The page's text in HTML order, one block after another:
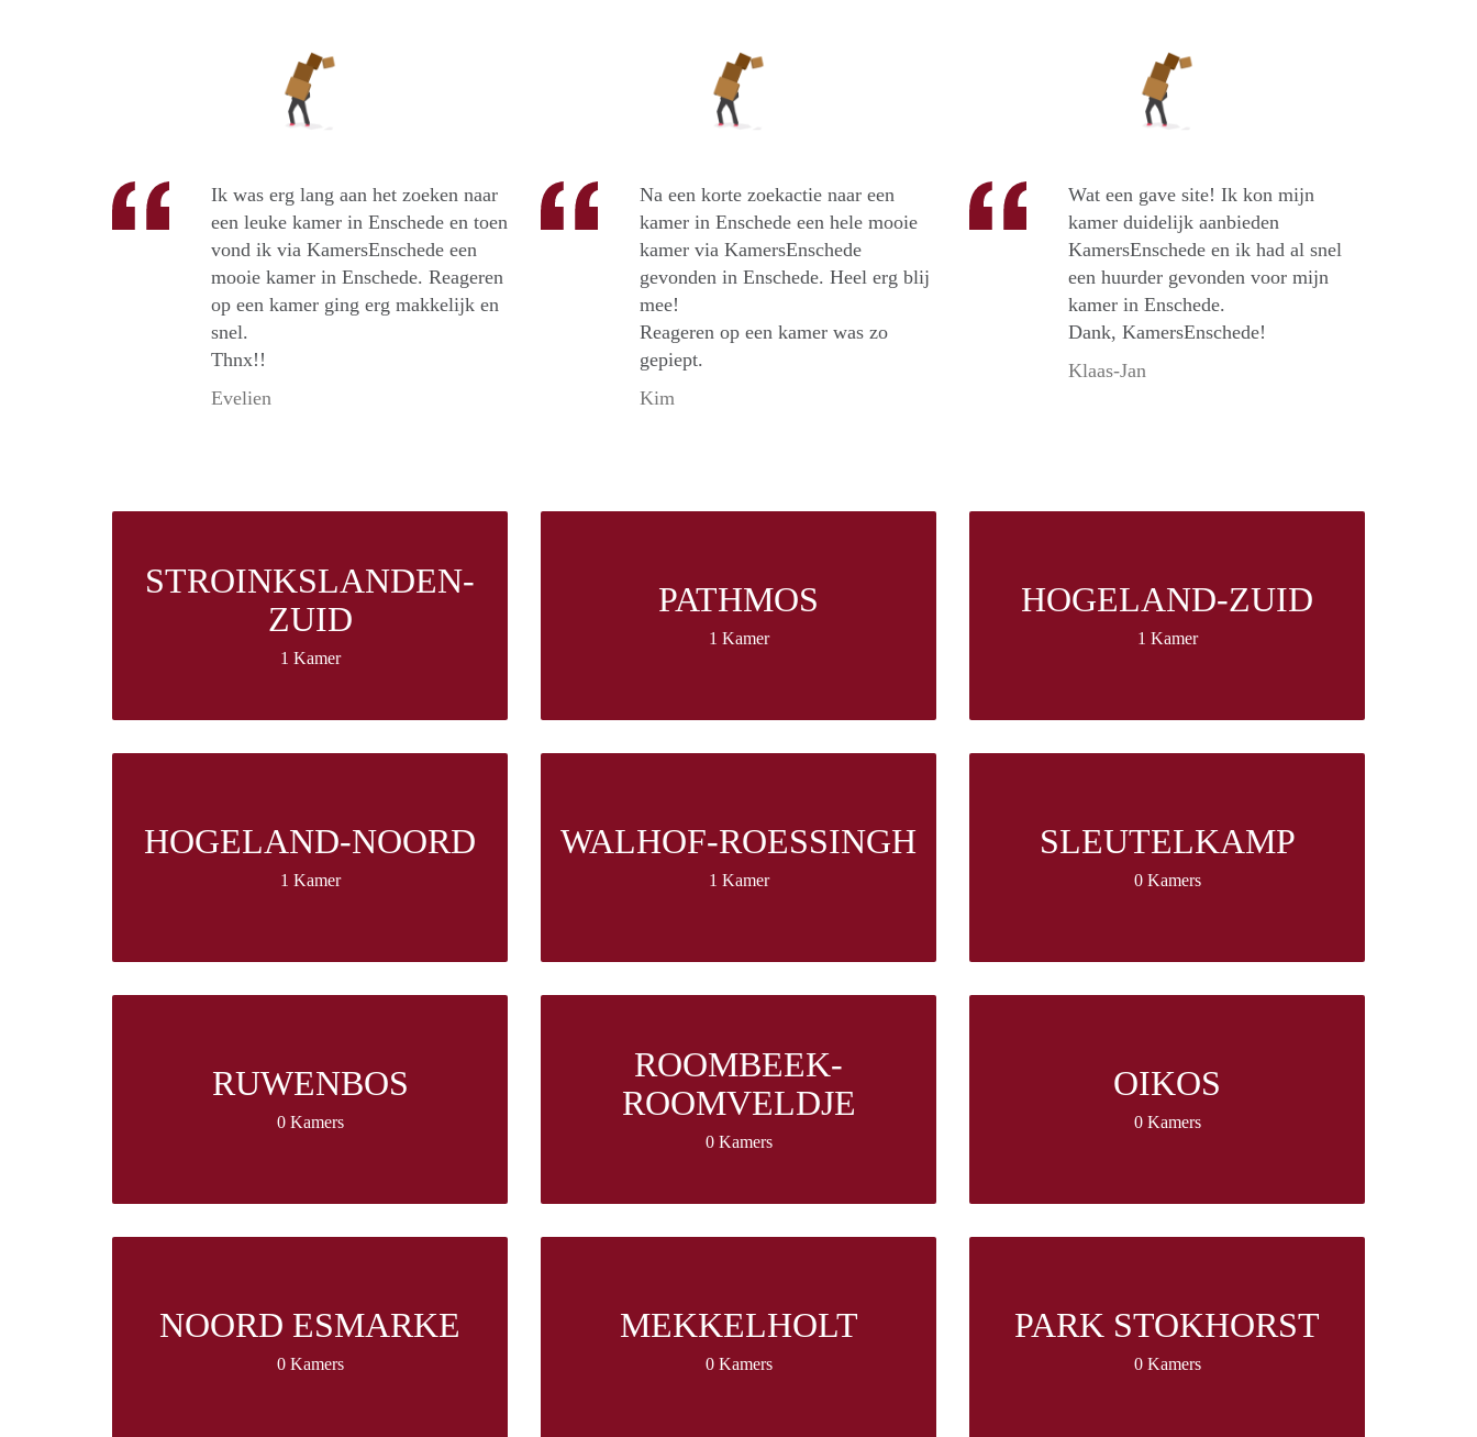
Ik was erg lang aan het zoeken naar
een leuke kamer in Enschede en toen
vond ik via KamersEnschede een
mooie kamer in Enschede. Reageren
op een kamer ging erg makkelijk en
snel.
Thnx!!
Evelien
Na een korte zoekactie naar een
kamer in Enschede een hele mooie
kamer via KamersEnschede
gevonden in Enschede. Heel erg blij
mee!
Reageren op een kamer was zo
gepiept.
Kim
Wat een gave site! Ik kon mijn
kamer duidelijk aanbieden
KamersEnschede en ik had al snel
een huurder gevonden voor mijn
kamer in Enschede.
Dank, KamersEnschede!
Klaas-Jan
STROINKSLANDEN-
ZUID
1 Kamer
PATHMOS
1 Kamer
HOGELAND-ZUID
1 Kamer
HOGELAND-NOORD
1 Kamer
WALHOF-ROESSINGH
1 Kamer
SLEUTELKAMP
0 Kamers
RUWENBOS
0 Kamers
ROOMBEEK-
ROOMVELDJE
0 Kamers
OIKOS
0 Kamers
NOORD ESMARKE
0 Kamers
MEKKELHOLT
0 Kamers
PARK STOKHORST
0 Kamers